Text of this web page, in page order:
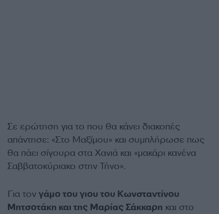
Σε ερώτηση για το που θα κάνει διακοπές
απάντησε: «Στο Μαξίμου» και συμπλήρωσε πως
θα πάει σίγουρα στα Χανιά και «μακάρι κανένα
Σαββατοκύριακο στην Τήνο».
Για τον γάμο του γιου του Κωνσταντίνου
Μητσοτάκη και της Μαρίας Σάκκαρη και στο